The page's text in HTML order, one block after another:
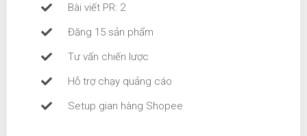
Bài viết PR: 2
Đăng 15 sản phẩm
Tư vấn chiến lược
Hỗ trợ chạy quảng cáo
Setup gian hàng Shopee